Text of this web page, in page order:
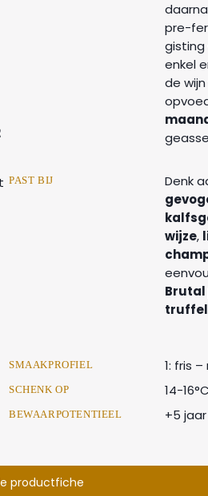
pre-
gisting
enkel
de
PAST BIJ Denk
wijze,
Brutal
truffel
SMAAKPROFIEL 1: fris
SCHENK OP 14-16°C
BEWAARPOTENTIEEL +5 jaar
productfiche